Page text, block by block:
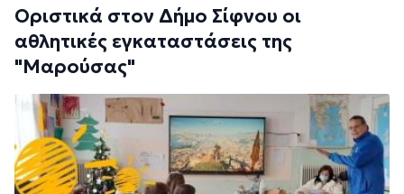
Οριστικά στον Δήμο Σίφνου οι
αθλητικές εγκαταστάσεις της
"Μαρούσας"